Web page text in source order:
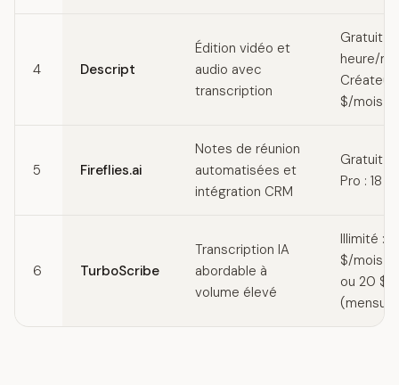
4 Descript
Édition vidéo et
audio avec
transcription
Gratuit (1
heure/
Créateur
$/mois
5 Fireflies.ai
Notes de réunion
automatisées et
intégration CRM
Gratuit
Pro : 18
6 TurboScribe
Transcription IA
abordable à
volume élevé
Illimité :
$/mois
ou 20 $/